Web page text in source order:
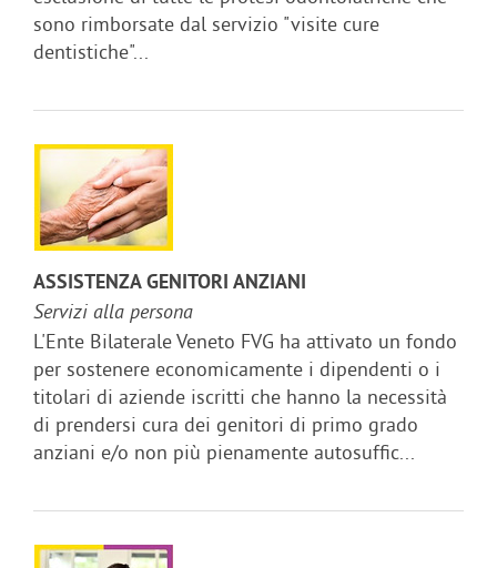
sono rimborsate dal servizio "visite cure
dentistiche"...
ASSISTENZA GENITORI ANZIANI
Servizi alla persona
L'Ente Bilaterale Veneto FVG ha attivato un fondo
per sostenere economicamente i dipendenti o i
titolari di aziende iscritti che hanno la necessità
di prendersi cura dei genitori di primo grado
anziani e/o non più pienamente autosuffic...